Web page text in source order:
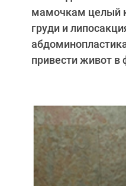
мамочкам целый
груди и
привести живот в